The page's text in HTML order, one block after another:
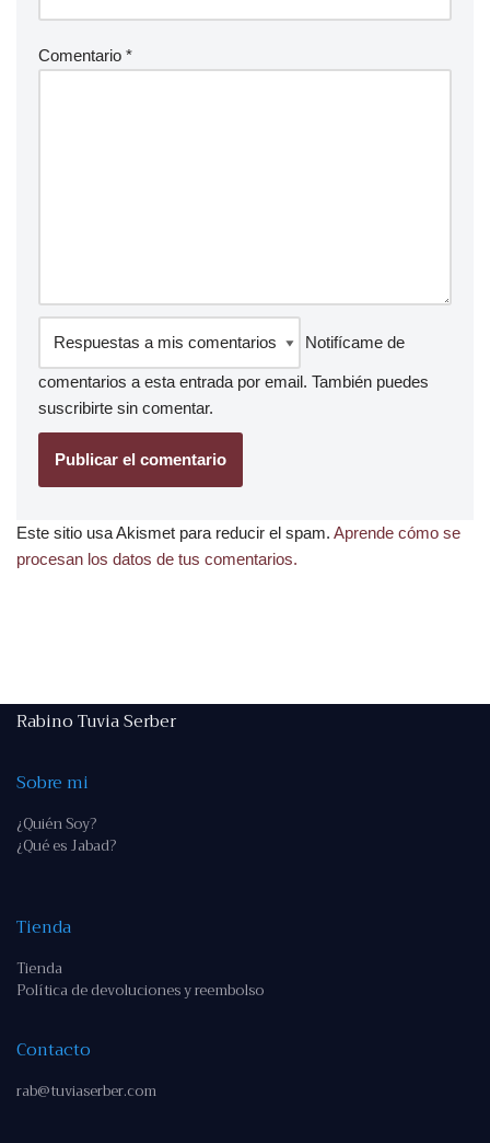
Comentario *
Notifícame de
comentarios a esta entrada por email. También puedes
suscribirte sin comentar.
Este sitio usa Akismet para reducir el spam. Aprende cómo se
procesan los datos de tus comentarios.
Rabino Tuvia Serber
Sobre mi
¿Quién Soy?
¿Qué es Jabad?
Tienda
Tienda
Política de devoluciones y reembolso
Contacto
rab@tuviaserber.com